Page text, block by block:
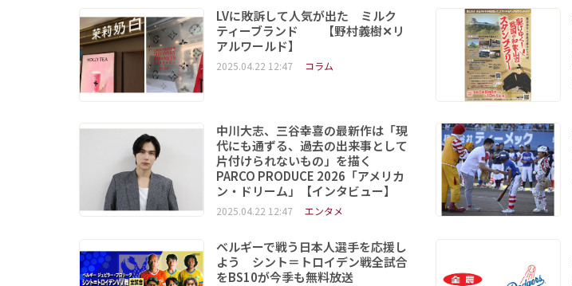
LVに敗訴して人気が出た ミルク
ティーブランド 【野村義樹✕リ
アルワールド】
2025.04.22 12:47 コラム
中川大志、三谷幸喜の最新作は「現
代にも通ずる、過去の出来事として
片付けられないもの」を描く
PARCO PRODUCE 2026「アメリカ
ン・ドリーム」【インタビュー】
2025.04.22 12:47 エンタメ
ベルギーで戦う日本人選手を応援し
よう シント＝トロイデン戦全試合
をBS10が今季も無料放送